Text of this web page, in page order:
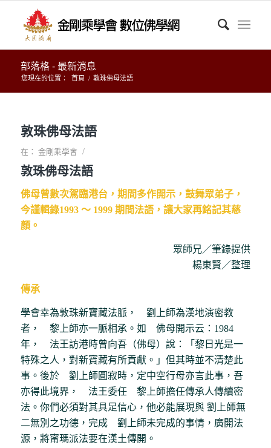
部落格 - 最新消息
您現在的位置： 首頁 / 敦珠佛母法語
敦珠佛母法語
在： 金剛乘學會 /
敦珠佛母法語
佛母曾數次駕臨港台，期間多作開示，鼓舞眾弟子，
今謹輯錄1993 ～ 1999 期間法語，讓大家再銘記其慈
顏。
眾師兄／筆錄提供
楊東賢／整理
傳承
學會幸為敦珠新寶藏法脈， 劉上師為漢地演密教
者， 黎上師亦一脈相承。如 佛母開示云：1984
年， 法王訪港時曾向吾（佛母）說：「黎日光是一
特殊之人，對新寶藏有所貢獻。」但其時並不清楚此
事。後於 劉上師圓寂時，定中空行母亦言此事，吾
亦得此境界， 法王委任 黎上師擔任傳承人傳續密
法。你們必須對其具足信心，他必能展現與 劉上師無
二無別之功德，完成 劉上師未完成的事情，廣開法
源，將甯瑪派法要在漢土傳開。